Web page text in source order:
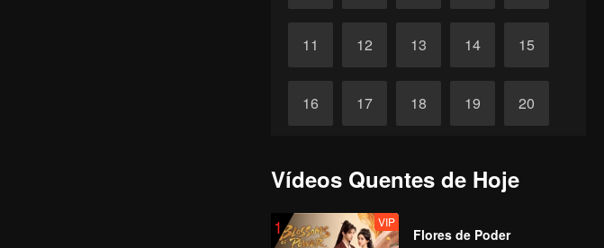
11 12 13 14 15
16 17 18 19 20
26 27
Vídeos Quentes de Hoje
1 VIP
Flores de Poder